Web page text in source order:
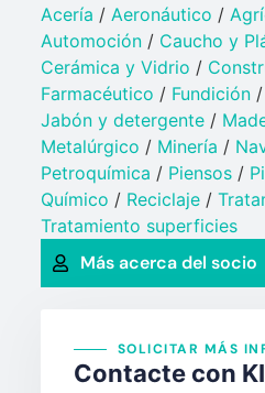
Acería / Aeronáutico /
Automoción/ Caucho y
Cerámica y Vidrio​ /
Farmacéutico / Fundición/
Jabón y detergente​/
Metalúrgico / Minería /
Petroquímica​ / Piensos/
Químico​ / Reciclaje/
Tratamiento superficies
Más acerca del socio
SOLICITAR MÁS
Contacte con